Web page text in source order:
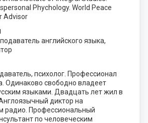
Phychology. World Peace
Advisor
английского языка,
психолог. Профессионал
Одинаково свободно владеет
языками. Двадцать лет жил в
диктор на
радио. Профессиональный
по человеческим